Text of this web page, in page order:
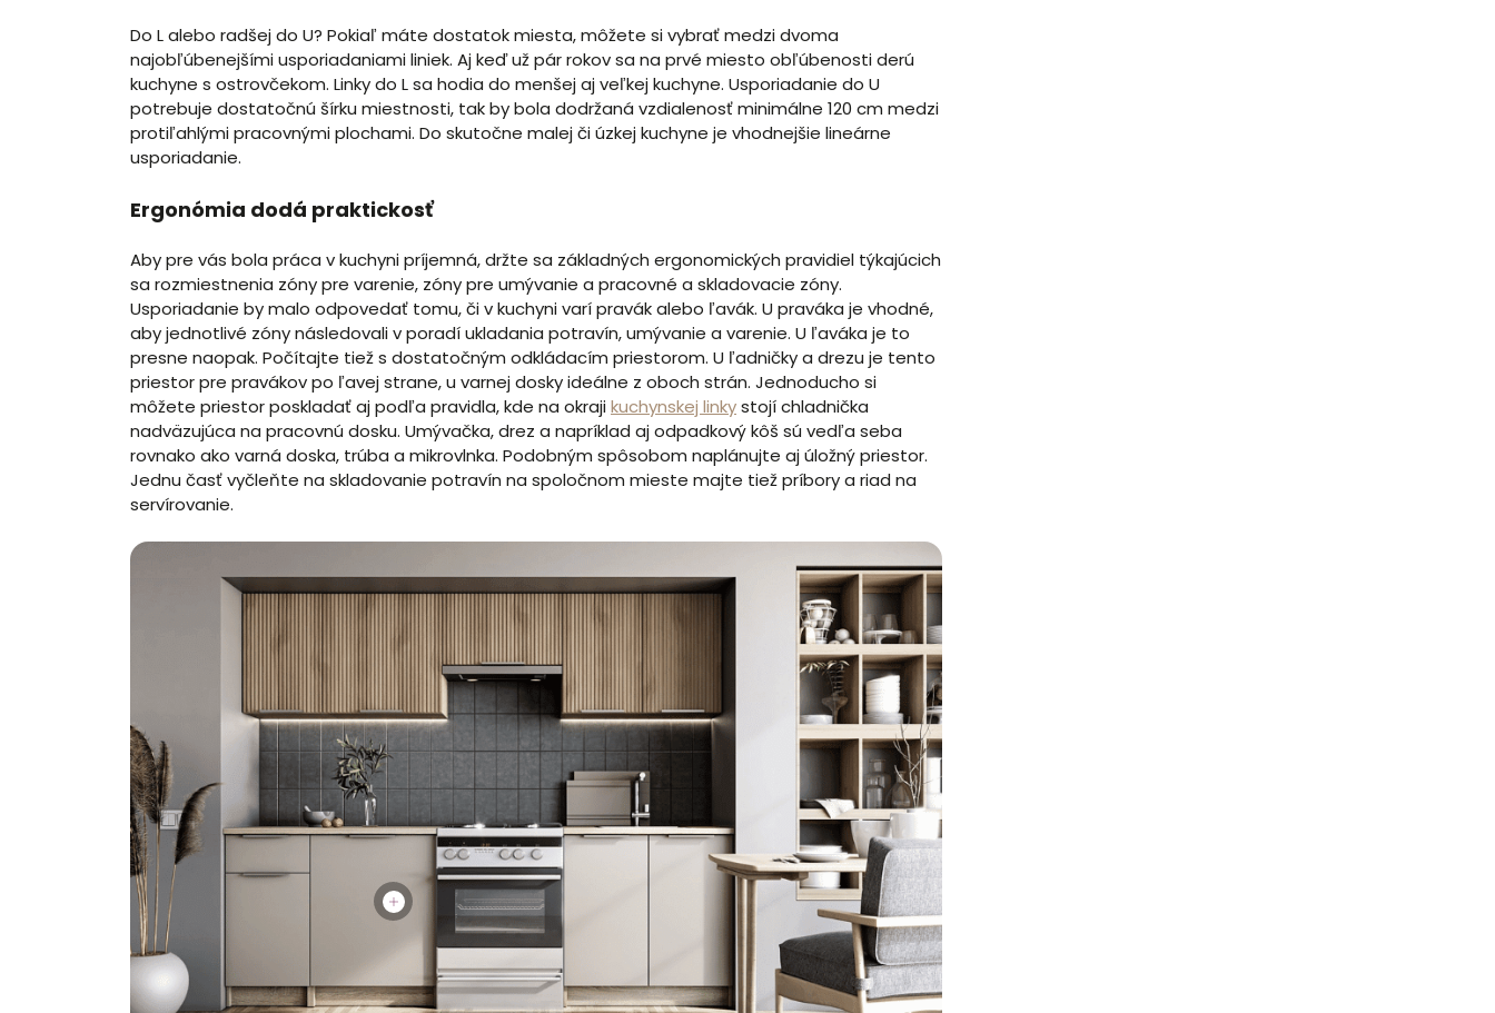
Do L alebo radšej do U? Pokiaľ máte dostatok miesta, môžete si vybrať medzi dvoma
najobľúbenejšími usporiadaniami liniek. Aj keď už pár rokov sa na prvé miesto obľúbenosti derú
kuchyne s ostrovčekom. Linky do L sa hodia do menšej aj veľkej kuchyne. Usporiadanie do U
potrebuje dostatočnú šírku miestnosti, tak by bola dodržaná vzdialenosť minimálne 120 cm medzi
protiľahlými pracovnými plochami. Do skutočne malej či úzkej kuchyne je vhodnejšie lineárne
usporiadanie.
Ergonómia dodá praktickosť
Aby pre vás bola práca v kuchyni príjemná, držte sa základných ergonomických pravidiel týkajúcich
sa rozmiestnenia zóny pre varenie, zóny pre umývanie a pracovné a skladovacie zóny.
Usporiadanie by malo odpovedať tomu, či v kuchyni varí pravák alebo ľavák. U praváka je vhodné,
aby jednotlivé zóny následovali v poradí ukladania potravín, umývanie a varenie. U ľaváka je to
presne naopak. Počítajte tiež s dostatočným odkládacím priestorom. U ľadničky a drezu je tento
priestor pre pravákov po ľavej strane, u varnej dosky ideálne z oboch strán. Jednoducho si
môžete priestor poskladať aj podľa pravidla, kde na okrajikuchynskej linkystojí chladnička
nadväzujúca na pracovnú dosku. Umývačka, drez a napríklad aj odpadkový kôš sú vedľa seba
rovnako ako varná doska, trúba a mikrovlnka. Podobným spôsobom naplánujte aj úložný priestor.
Jednu časť vyčleňte na skladovanie potravín na spoločnom mieste majte tiež príbory a riad na
servírovanie.